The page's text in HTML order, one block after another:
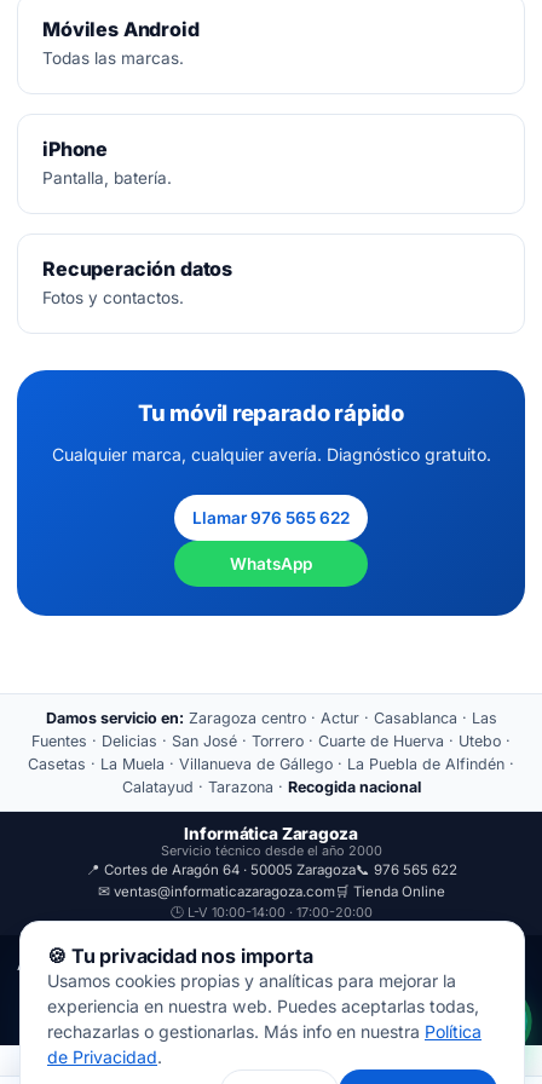
Móviles Android
Todas las marcas.
iPhone
Pantalla, batería.
Recuperación datos
Fotos y contactos.
Tu móvil reparado rápido
Cualquier marca, cualquier avería. Diagnóstico gratuito.
Llamar 976 565 622
WhatsApp
Damos servicio en: Zaragoza centro · Actur · Casablanca · Las
Fuentes · Delicias · San José · Torrero · Cuarte de Huerva · Utebo ·
Casetas · La Muela · Villanueva de Gállego · La Puebla de Alfindén ·
Calatayud · Tarazona · Recogida nacional
Informática Zaragoza
Servicio técnico desde el año 2000
📍 Cortes de Aragón 64 · 50005 Zaragoza📞 976 565 622
✉ ventas@informaticazaragoza.com🛒 Tienda Online
🕒 L-V 10:00-14:00 · 17:00-20:00
Aviso Legal
Política de Privacidad
© 2000-2026 · Javal Informática S.L. · Tienda Informática Zaragoza
· Reparación de Ordenadores, Portátiles y Móviles.
🍪 Tu privacidad nos importa
Usamos cookies propias y analíticas para mejorar la
experiencia en nuestra web. Puedes aceptarlas todas,
rechazarlas o gestionarlas. Más info en nuestra Política
de Privacidad.